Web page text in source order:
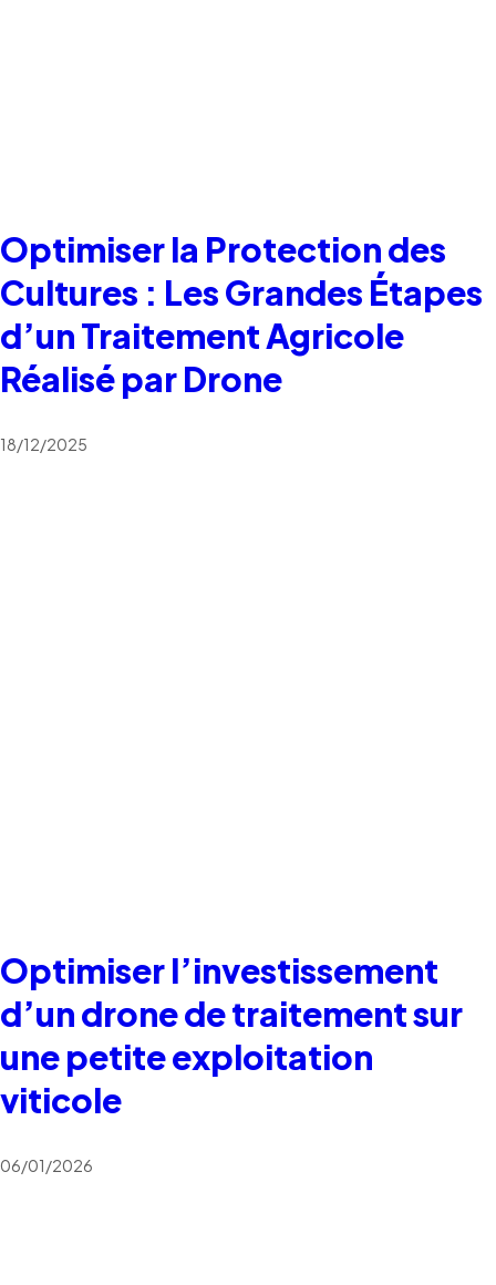
Optimiser la Protection des
Cultures : Les Grandes Étapes
d’un Traitement Agricole
Réalisé par Drone
18/12/2025
Optimiser l’investissement
d’un drone de traitement sur
une petite exploitation
viticole
06/01/2026